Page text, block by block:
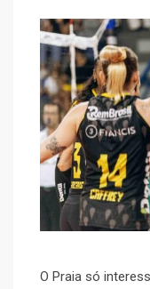
O Praia só